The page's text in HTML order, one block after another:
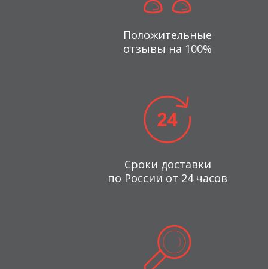
Положительные
отзывы на 100%
Сроки доставки
по России от 24 часов